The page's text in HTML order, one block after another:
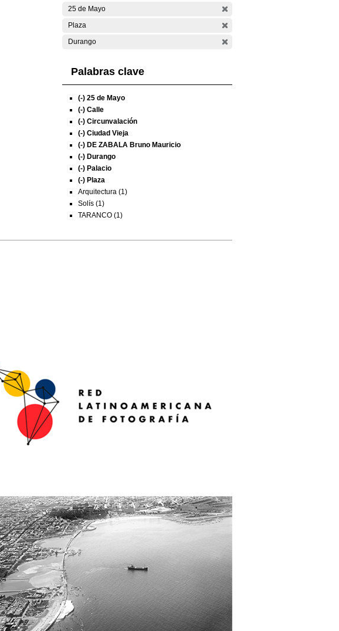
25 de Mayo
Plaza
Durango
Palabras clave
(-) 25 de Mayo
(-) Calle
(-) Circunvalación
(-) Ciudad Vieja
(-) DE ZABALA Bruno Mauricio
(-) Durango
(-) Palacio
(-) Plaza
Arquitectura (1)
Solís (1)
TARANCO (1)